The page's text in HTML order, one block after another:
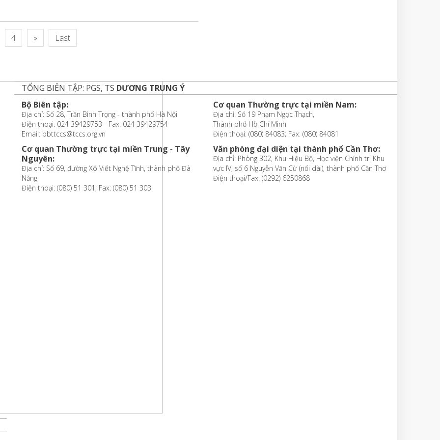
4 » Last
TỔNG BIÊN TẬP: PGS, TS DƯƠNG TRUNG Ý
Bộ Biên tập:
Địa chỉ: Số 28, Trần Bình Trọng - thành phố Hà Nội
Điện thoại: 024 39429753 - Fax: 024 39429754
Email: bbttccs@tccs.org.vn
Cơ quan Thường trực tại miền Trung - Tây
Nguyên:
Địa chỉ: Số 69, đường Xô Viết Nghệ Tĩnh, thành phố Đà
Nẵng
Điện thoại: (080) 51 301; Fax: (080) 51 303
Cơ quan Thường trực tại miền Nam:
Địa chỉ: Số 19 Phạm Ngọc Thạch,
Thành phố Hồ Chí Minh
Điện thoại: (080) 84083; Fax: (080) 84081
Văn phòng đại diện tại thành phố Cần Thơ:
Địa chỉ: Phòng 302, Khu Hiệu Bộ, Học viện Chính trị Khu
vực IV, số 6 Nguyễn Văn Cừ (nối dài), thành phố Cần Thơ
Điện thoại/Fax: (0292) 6250868